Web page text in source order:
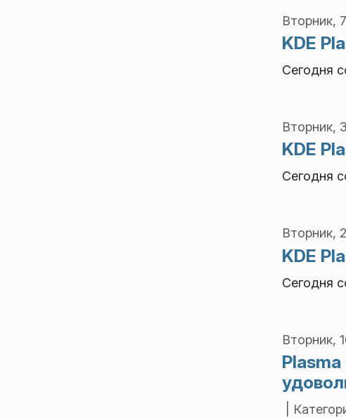
Вторник,
KDE
Сегодня
Вторник,
KDE
Сегодня
Вторник,
KDE
Сегодня
Вторник,
|